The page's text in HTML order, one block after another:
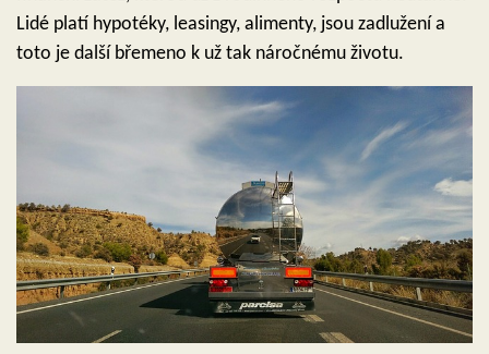
Lidé platí hypotéky, leasingy, alimenty, jsou zadlužení a
toto je další břemeno k už tak náročnému životu.